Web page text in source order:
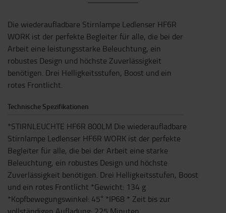
Die wiederaufladbare Stirnlampe Ledlenser HF6R
WORK ist der perfekte Begleiter für alle, die bei der
Arbeit eine leistungsstarke Beleuchtung, ein
robustes Design und höchste Zuverlässigkeit
benötigen. Drei Helligkeitsstufen, Boost und ein
rotes Frontlicht.
Technische Spezifikationen
*STIRNLEUCHTE HF6R 800LM Die wiederaufladbare
Stirnlampe Ledlenser HF6R WORK ist der perfekte
Begleiter für alle, die bei der Arbeit eine starke
Beleuchtung, ein robustes Design und höchste
Zuverlässigkeit benötigen. Drei Helligkeitsstufen, Boost
und ein rotes Frontlicht *Gewicht: 134 g
*Kopfbewegungswinkel: 45° *IP68 * Zeit bis zur